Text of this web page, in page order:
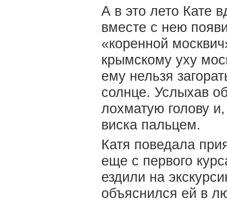
А в это лето Кате
вместе с нею
«коренной
крымскому уху
ему нельзя
солнце. Услыхав
лохматую голову
виска пальцем.
Катя поведала
еще с первого
ездили на
объяснился ей в